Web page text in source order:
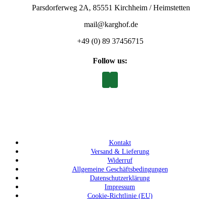
Parsdorferweg 2A, 85551 Kirchheim / Heimstetten
mail@karghof.de
+49 (0) 89 37456715
Follow us:
Kontakt
Versand & Lieferung
Widerruf
Allgemeine Geschäftsbedingungen
Datenschutzerklärung
Impressum
Cookie-Richtlinie (EU)